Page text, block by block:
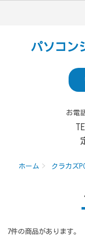
パソコン
お電
ホーム クラカズ
7件の商品があります。